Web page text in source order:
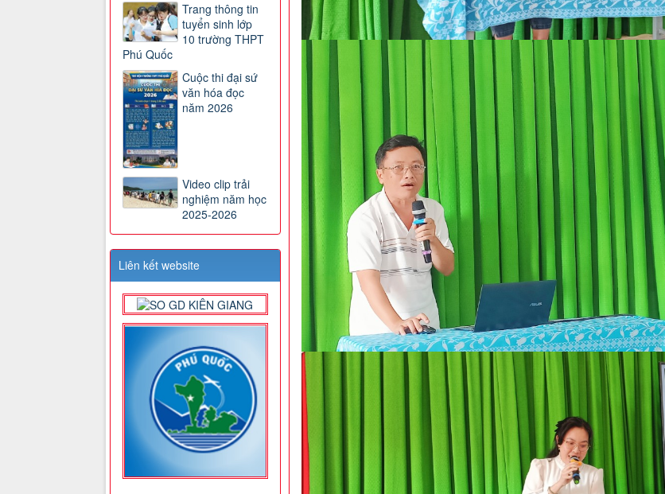
Trang thông tin
tuyển sinh lớp
10 trường THPT
Phú Quốc
Cuộc thi đại sứ
văn hóa đọc
năm 2026
Video clip trải
nghiệm năm học
2025-2026
Liên kết website